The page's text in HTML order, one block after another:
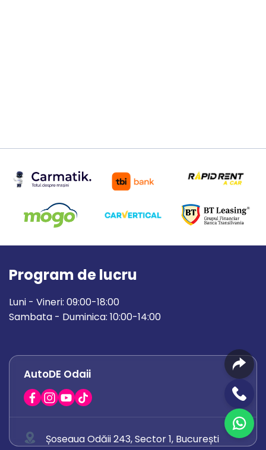
Program de lucru
Luni - Vineri: 09:00-18:00
Sambata - Duminica: 10:00-14:00
AutoDE Odaii
Șoseaua Odăii 243, Sector 1, București